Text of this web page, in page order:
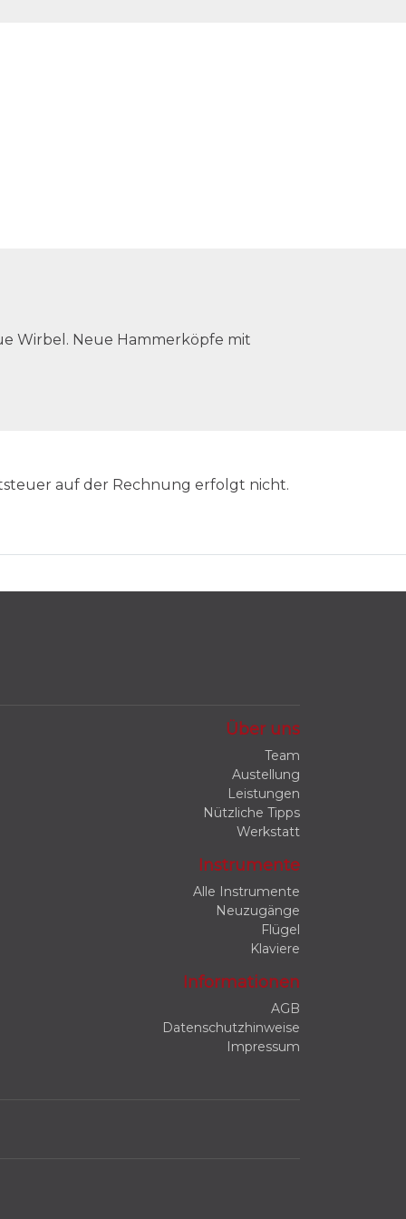
Wirbel. Neue Hammerköpfe mit
auf der Rechnung erfolgt nicht.
Über uns
Team
Austellung
Leistungen
Nützliche Tipps
Werkstatt
Instrumente
Alle Instrumente
Neuzugänge
Flügel
Klaviere
Informationen
AGB
Datenschutzhinweise
Impressum